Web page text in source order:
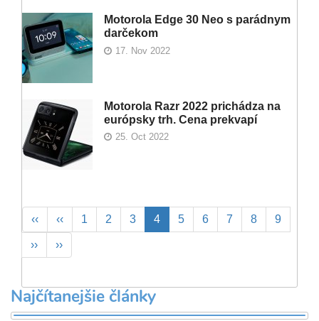
Motorola Edge 30 Neo s parádnym
darčekom
17. Nov 2022
Motorola Razr 2022 prichádza na
európsky trh. Cena prekvapí
25. Oct 2022
Pagination
First
page
‹‹
Previous
page
‹‹ Page
1 Page
2 Page
3
Aktuálna
stránka
4 Page
5 Page
6 Page
7 Page
8 Page
9
Ďalšia
strana
››
Posledná
strana
››
Najčítanejšie články